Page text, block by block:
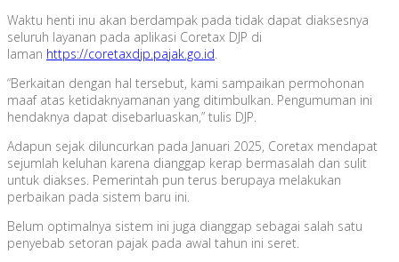
Waktu henti inu akan berdampak pada tidak dapat diaksesnya
seluruh layanan pada aplikasi Coretax DJP di
laman https://coretaxdjp.pajak.go.id.
“Berkaitan dengan hal tersebut, kami sampaikan permohonan
maaf atas ketidaknyamanan yang ditimbulkan. Pengumuman ini
hendaknya dapat disebarluaskan,” tulis DJP.
Adapun sejak diluncurkan pada Januari 2025, Coretax mendapat
sejumlah keluhan karena dianggap kerap bermasalah dan sulit
untuk diakses. Pemerintah pun terus berupaya melakukan
perbaikan pada sistem baru ini.
Belum optimalnya sistem ini juga dianggap sebagai salah satu
penyebab setoran pajak pada awal tahun ini seret.